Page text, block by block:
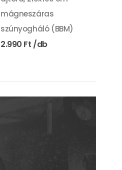
mágneszáras
szúnyogháló (BBM)
2.990 Ft